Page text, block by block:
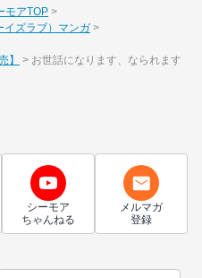
モアTOP
イズラブ）マンガ
】
お世話になります、なられます
シーモア
ちゃんねる
メルマガ
登録